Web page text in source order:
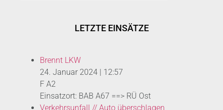
LETZTE EINSÄTZE
Brennt LKW
24. Januar 2024
12:57
F A2
Einsatzort: BAB A67 ==> RÜ Ost
Verkehrsunfall // Auto überschlagen